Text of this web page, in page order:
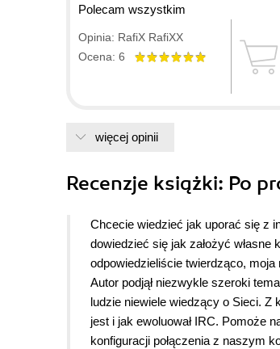
Polecam wszystkim
Opinia: RafiX RafiXX
Ocena: 6
więcej opinii
Recenzje książki: Po
Chcecie wiedzieć jak uporać się z
dowiedzieć się jak założyć
odpowiedzieliście twierdząco,
Autor podjął niezwykle szeroki
ludzie niewiele wiedzący o Sieci.
jest i jak ewoluował IRC. Pomoże
konfiguracji połączenia z naszym